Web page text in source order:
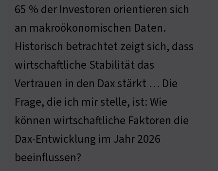
65 % der Investoren orientieren sich
an makroökonomischen Daten.
Historisch betrachtet zeigt sich, dass
wirtschaftliche Stabilität das
Vertrauen in den Dax stärkt … Die
Frage, die ich mir stelle, ist: Wie
können wirtschaftliche Faktoren die
Dax-Entwicklung im Jahr 2026
beeinflussen?